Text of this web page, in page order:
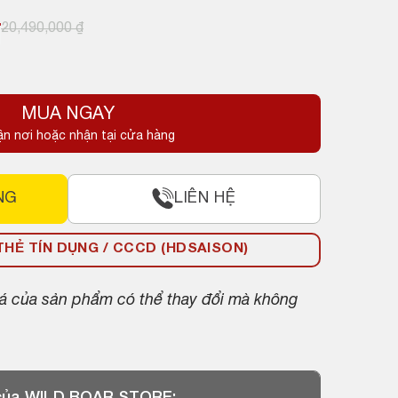
20,490,000₫
MUA NGAY
nơi hoặc nhận tại cửa hàng
LIÊN HỆ
TÍN DỤNG / CCCD (HDSAISON)
của sản phẩm có thể thay đổi mà không